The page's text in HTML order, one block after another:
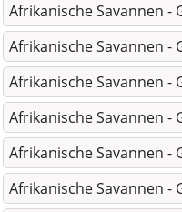
Afrikanische Savannen -
Afrikanische Savannen -
Afrikanische Savannen -
Afrikanische Savannen -
Afrikanische Savannen -
Afrikanische Savannen -